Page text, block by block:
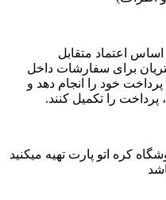
اعتماد متقابل
برای سفارشات داخل
خود را انجام دهد و
را تکمیل کنند.
کره اتو پارت تهیه میکنید